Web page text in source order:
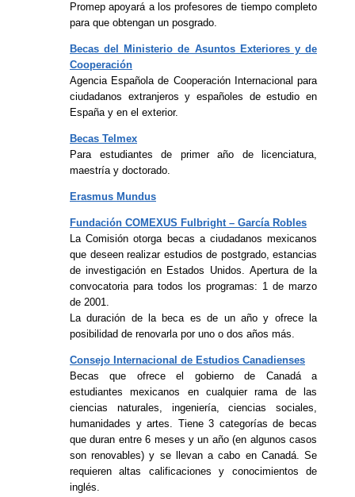
Promep apoyará a los profesores de tiempo completo
para que obtengan un posgrado.
Becas del Ministerio de Asuntos Exteriores y de
Cooperación
Agencia Española de Cooperación Internacional para
ciudadanos extranjeros y españoles de estudio en
España y en el exterior.
Becas Telmex
Para estudiantes de primer año de licenciatura,
maestría y doctorado.
Erasmus Mundus
Fundación COMEXUS Fulbright – García Robles
La Comisión otorga becas a ciudadanos mexicanos
que deseen realizar estudios de postgrado, estancias
de investigación en Estados Unidos. Apertura de la
convocatoria para todos los programas: 1 de marzo
de 2001.
La duración de la beca es de un año y ofrece la
posibilidad de renovarla por uno o dos años más.
Consejo Internacional de Estudios Canadienses
Becas que ofrece el gobierno de Canadá a
estudiantes mexicanos en cualquier rama de las
ciencias naturales, ingeniería, ciencias sociales,
humanidades y artes. Tiene 3 categorías de becas
que duran entre 6 meses y un año (en algunos casos
son renovables) y se llevan a cabo en Canadá. Se
requieren altas calificaciones y conocimientos de
inglés.